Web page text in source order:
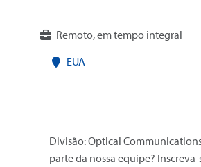
Remoto, em tempo integral
EUA
Divisão: Optical
parte da nossa equipe?